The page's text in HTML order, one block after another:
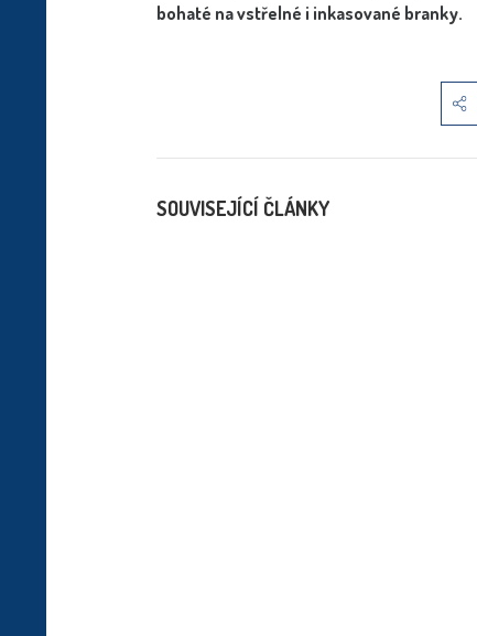
bohaté na vstřelné i inkasované branky.
SOUVISEJÍCÍ ČLÁNKY